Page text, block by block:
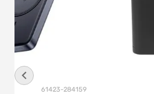
61423-284159